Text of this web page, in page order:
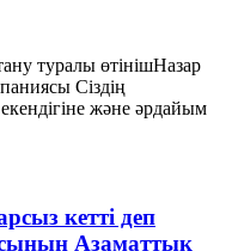
туралы өтінішНазар
Сіздің
және әрдайым
кеттi деп
Азаматтық